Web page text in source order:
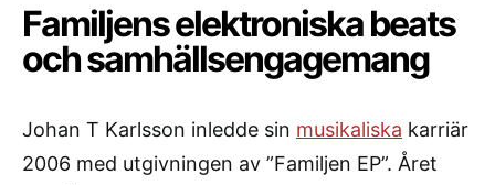
Familjens elektroniska beats
och samhällsengagemang
Johan T Karlsson inledde sin musikaliska karriär
2006 med utgivningen av ”Familjen EP”. Året